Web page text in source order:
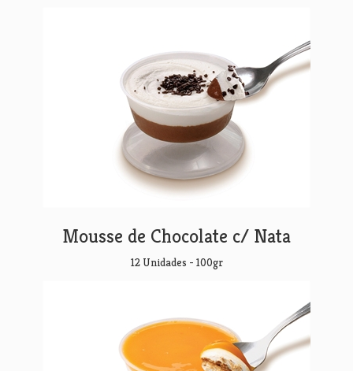
Mousse de Chocolate c/ Nata
12 Unidades - 100gr